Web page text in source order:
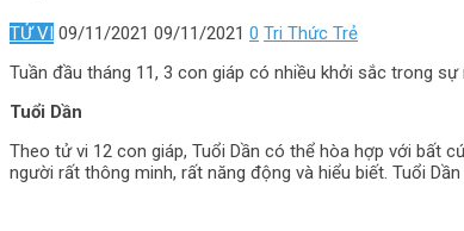
TỬ VI 09/11/2021 09/11/2021 0 Tri Thức Trẻ
Tuần đầu tháng 11, 3 con giáp có nhiều khởi sắc trong
Tuổi Dần
Theo tử vi 12 con giáp, Tuổi Dần có thể hòa hợp với bất
người rất thông minh, rất năng động và hiểu biết. Tuổi